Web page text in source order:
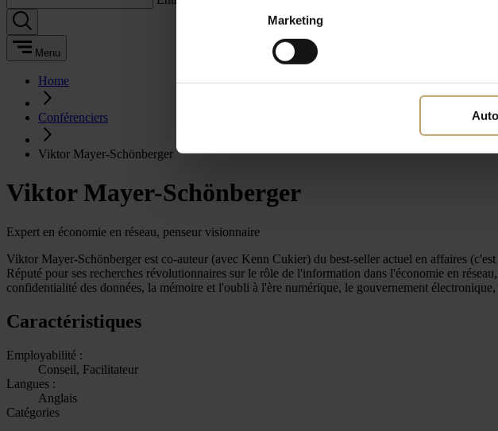
Marketing
Menu
Home
Conférenciers
Viktor Mayer-Schönberger
Viktor Mayer-Schönberger
Expert en économie en réseau, penseur visionnaire
Viktor Mayer-Schönberger est co-auteur (avec Kenn Cukier) du best-seller actuel en affaires
Réputé pour ses recherches révolutionnaires sur le rôle de l'information dans l'économie en
confidentialité des données, la mémoire et l'oubli à l'ère numérique, le gouvernement
Caractéristiques
Employabilité :
Conseil, Facilitateur
Langues :
Anglais
Catégories